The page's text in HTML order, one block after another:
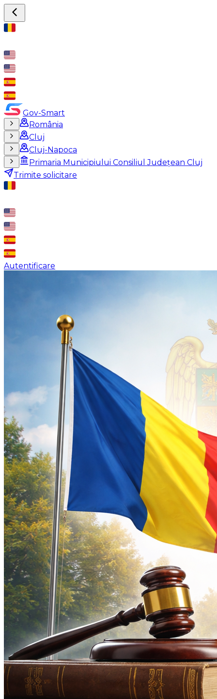
Gov-Smart
România
Cluj
Cluj-Napoca
Primaria Municipiului Consiliul Județean Cluj
Trimite solicitare
Autentificare